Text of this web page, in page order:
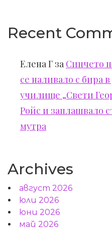
Recent
Елена Г за Синчето
се наливало с бира
училище „Свети
Ройс и заплашвало
мутра
Archives
август 2026
юли 2026
юни 2026
май 2026